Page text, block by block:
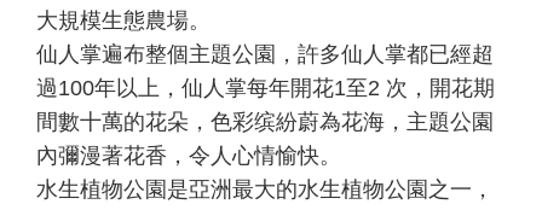
大規模生態農場。
仙人掌遍布整個主題公園，許多仙人掌都已經超
過100年以上，仙人掌每年開花1至2 次，開花期
間數十萬的花朵，色彩缤紛蔚為花海，主題公園
內彌漫著花香，令人心情愉快。
水生植物公園是亞洲最大的水生植物公園之一，